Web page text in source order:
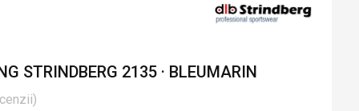
STRINDBERG 2135 · BLEUMARIN
)